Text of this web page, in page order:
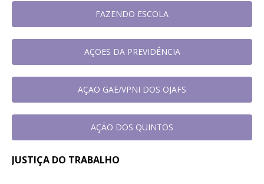
FAZENDO ESCOLA
AÇOES DA PREVIDÊNCIA
AÇAO GAE/VPNI DOS OJAFS
AÇÃO DOS QUINTOS
JUSTIÇA DO TRABALHO